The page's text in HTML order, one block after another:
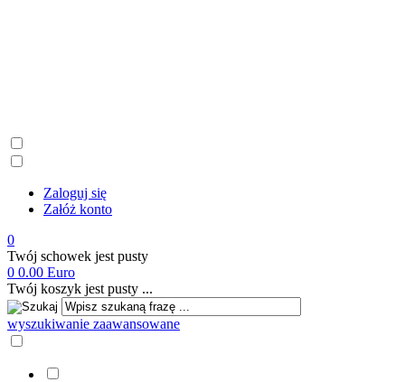
Zaloguj się
Załóż konto
0
Twój schowek jest pusty
0 0.00 Euro
Twój koszyk jest pusty ...
wyszukiwanie zaawansowane